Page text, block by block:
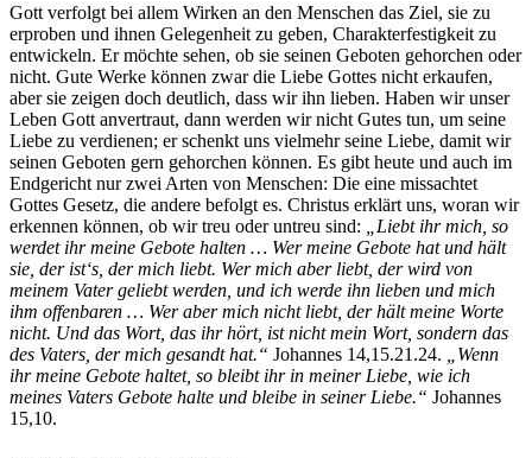
Gott verfolgt bei allem Wirken an den Menschen das Ziel, sie zu
erproben und ihnen Gelegenheit zu geben, Charakterfestigkeit zu
entwickeln. Er möchte sehen, ob sie seinen Geboten gehorchen oder
nicht. Gute Werke können zwar die Liebe Gottes nicht erkaufen,
aber sie zeigen doch deutlich, dass wir ihn lieben. Haben wir unser
Leben Gott anvertraut, dann werden wir nicht Gutes tun, um seine
Liebe zu verdienen; er schenkt uns vielmehr seine Liebe, damit wir
seinen Geboten gern gehorchen können. Es gibt heute und auch im
Endgericht nur zwei Arten von Menschen: Die eine missachtet
Gottes Gesetz, die andere befolgt es. Christus erklärt uns, woran wir
erkennen können, ob wir treu oder untreu sind:
„Liebt ihr mich, so
werdet ihr meine Gebote halten … Wer meine Gebote hat und hält
sie, der ist‘s, der mich liebt. Wer mich aber liebt, der wird von
meinem Vater geliebt werden, und ich werde ihn lieben und mich
ihm offenbaren … Wer aber mich nicht liebt, der hält meine Worte
nicht. Und das Wort, das ihr hört, ist nicht mein Wort, sondern das
des Vaters, der mich gesandt hat.“ Johannes 14,15.21.24.
„Wenn
ihr meine Gebote haltet, so bleibt ihr in meiner Liebe, wie ich
meines Vaters Gebote halte und bleibe in seiner Liebe.“ Johannes
15,10.